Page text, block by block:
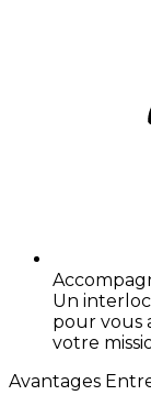
Un
pour vous
votre
Avantages